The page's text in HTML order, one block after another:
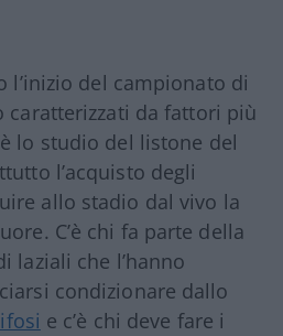
l’inizio del campionato di
da fattori più
lo studio del listone del
l’acquisto degli
allo stadio dal vivo la
C’è chi fa parte della
laziali che l’hanno
condizionare dallo
e c’è chi deve fare i